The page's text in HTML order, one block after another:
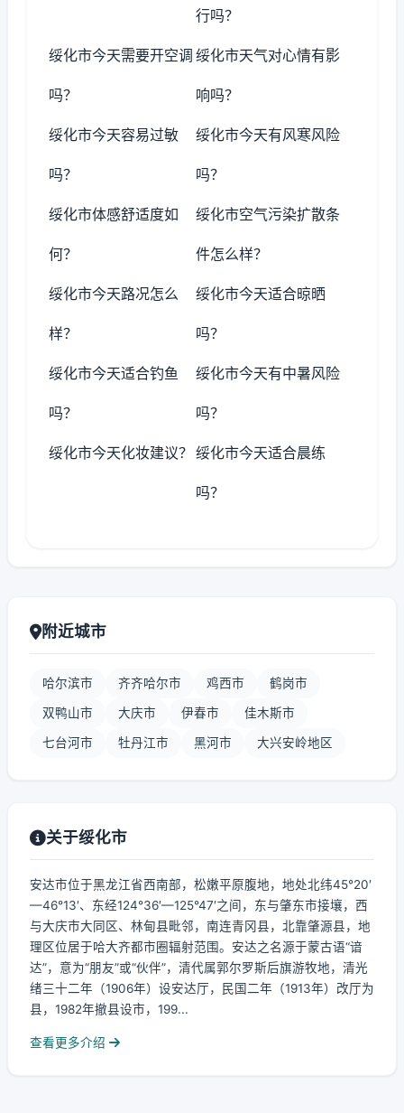
行吗？
绥化市今天需要开空调
吗？
绥化市天气对心情有影
响吗？
绥化市今天容易过敏
吗？
绥化市今天有风寒风险
吗？
绥化市体感舒适度如
何？
绥化市空气污染扩散条
件怎么样？
绥化市今天路况怎么
样？
绥化市今天适合晾晒
吗？
绥化市今天适合钓鱼
吗？
绥化市今天有中暑风险
吗？
绥化市今天化妆建议？ 绥化市今天适合晨练
吗？
附近城市
哈尔滨市 齐齐哈尔市 鸡西市 鹤岗市
双鸭山市 大庆市 伊春市 佳木斯市
七台河市 牡丹江市 黑河市 大兴安岭地区
关于绥化市
安达市位于黑龙江省西南部，松嫩平原腹地，地处北纬45°20′
—46°13′、东经124°36′—125°47′之间，东与肇东市接壤，西
与大庆市大同区、林甸县毗邻，南连青冈县，北靠肇源县，地
理区位居于哈大齐都市圈辐射范围。安达之名源于蒙古语“谙
达”，意为“朋友”或“伙伴”，清代属郭尔罗斯后旗游牧地，清光
绪三十二年（1906年）设安达厅，民国二年（1913年）改厅为
县，1982年撤县设市，199...
查看更多介绍